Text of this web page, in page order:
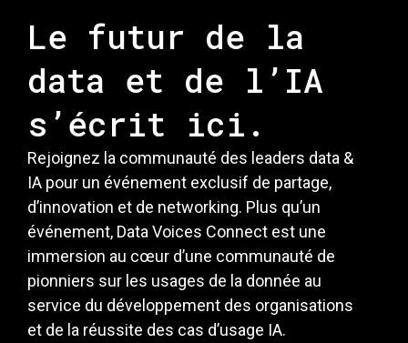
Le futur de la
data et de l’IA
s’écrit ici.
Rejoignez la communauté des leaders data &
IA pour un événement exclusif de partage,
d’innovation et de networking. Plus qu’un
événement, Data Voices Connect est une
immersion au cœur d’une communauté de
pionniers sur les usages de la donnée au
service du développement des organisations
et de la réussite des cas d’usage IA.